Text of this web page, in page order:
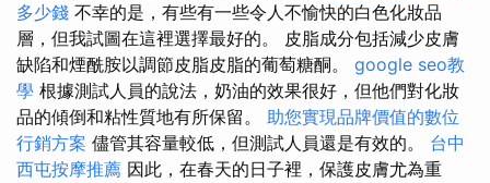
多少錢 不幸的是，有些有一些令人不愉快的白色化妝品
層，但我試圖在這裡選擇最好的。 皮脂成分包括減少皮膚
缺陷和煙酰胺以調節皮脂皮脂的葡萄糖酮。 google seo教
學 根據測試人員的說法，奶油的效果很好，但他們對化妝
品的傾倒和粘性質地有所保留。 助您實現品牌價值的數位
行銷方案 儘管其容量較低，但測試人員還是有效的。 台中
西屯按摩推薦 因此，在春天的日子裡，保護皮膚尤為重